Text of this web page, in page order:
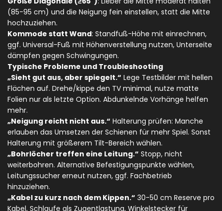
(85-95 cm) und die Neigung fein einstellen, statt die Mitte
hochzuziehen.
Kommode statt Wand: Standfuß-Höhe mit einrechnen,
ggf. Universal-Fuß mit Höhenverstellung nutzen, Unterseite
dämpfen gegen Schwingungen.
Typische Probleme und Troubleshooting
„Sieht gut aus, aber spiegelt.“ Lege Testbilder mit hellen
Flächen auf. Drehe/kippe den TV minimal, nutze matte
Folien nur als letzte Option. Abdunkelnde Vorhänge helfen
mehr.
„Neigung reicht nicht aus.“ Halterung prüfen: Manche
erlauben das Umsetzen der Schienen für mehr Spiel. Sonst
Halterung mit größerem Tilt-Bereich wählen.
„Bohrlöcher treffen eine Leitung.“ Stopp, nicht
weiterbohren. Alternative Befestigungspunkte wählen,
Leitungssucher erneut nutzen, ggf. Fachbetrieb
hinzuziehen.
„Kabel zu kurz nach dem Kippen.“ 30-50 cm Reserve pro
Kabel, Schlaufe als Zugentlastung, Winkelstecker für